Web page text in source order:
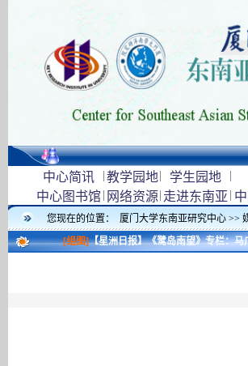
中心简讯 |教学园地| 学生园地 |
中心图书馆 | 网络资源| 走进东南亚 |
您现在的位置： 厦门大学东南亚研究中心 >>
[组图]【星洲日报】《鹭岛南望》专栏：